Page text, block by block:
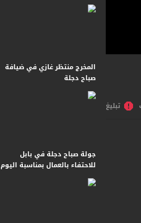
تبليغ
المخرج منتظر غازي في ضيافة
صباح دجلة
جولة صباح دجلة في بابل
للاحتفاء بالعمال بمناسبة اليوم
العالمي للعمال